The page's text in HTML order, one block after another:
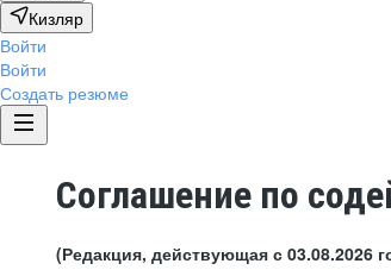
Кизляр
Войти
Войти
Создать резюме
Соглашение по
(Редакция, действующая с 03.08.2026